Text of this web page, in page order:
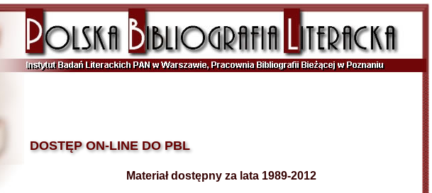
DOSTĘP ON-LINE DO PBL
Materiał dostępny za lata 1989-2012